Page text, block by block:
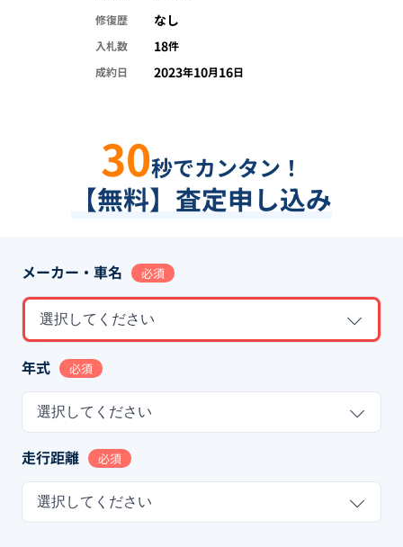
修復歴
なし
入札数 18件
成約日
2023年10月16日
30秒でカンタン！
【無料】査定申し込み
メーカー・車名 必須
選択してください
年式 必須
選択してください
走行距離 必須
選択してください